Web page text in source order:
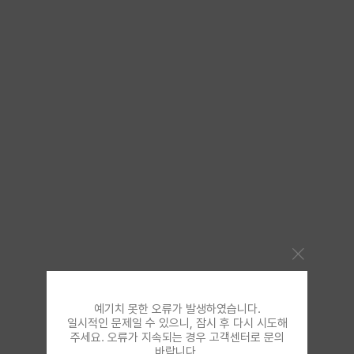
예기치 못한 오류가 발생하였습니다.
일시적인 문제일 수 있으니, 잠시 후 다시 시도해
주세요. 오류가 지속되는 경우 고객센터로 문의